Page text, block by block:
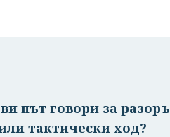
път говори за
тактически ход?